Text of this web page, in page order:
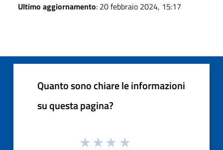
Ultimo aggiornamento: 20 febbraio 2024, 15:17
Quanto sono chiare le informazioni
su questa pagina?